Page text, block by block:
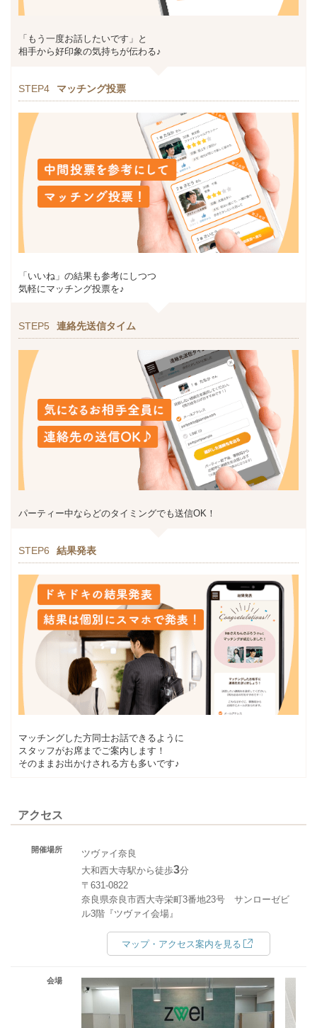
「もう一度お話したいです」と
相手から好印象の気持ちが伝わる♪
STEP4 マッチング投票
「いいね」の結果も参考にしつつ
気軽にマッチング投票を♪
STEP5 連絡先送信タイム
パーティー中ならどのタイミングでも送信OK！
STEP6 結果発表
マッチングした方同士お話できるように
スタッフがお席までご案内します！
そのままお出かけされる方も多いです♪
アクセス
開催場所
ツヴァイ奈良
大和西大寺駅から徒歩3分
〒631-0822
奈良県奈良市西大寺栄町3番地23号 サンローゼビ
ル3階『ツヴァイ会場』
マップ・アクセス案内を見る
会場